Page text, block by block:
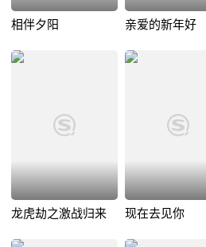
相伴夕阳 亲爱的新年好
龙虎劫之激战归来 现在去见你